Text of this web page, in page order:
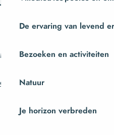
De ervaring van levend
Bezoeken en activiteiten
Natuur
Je horizon verbreden
Eudes, 50800